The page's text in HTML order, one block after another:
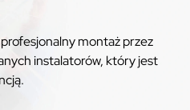
montaż przez
instalatorów, który jest